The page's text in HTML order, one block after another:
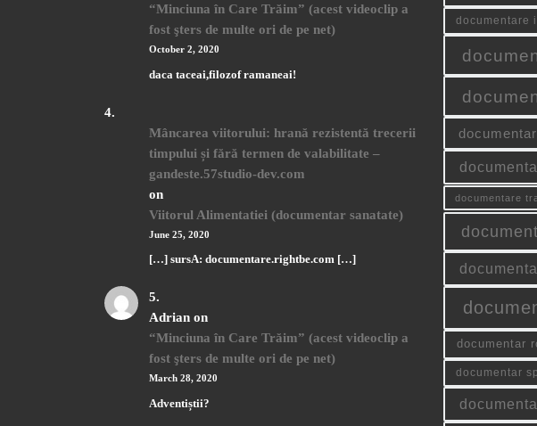
“Minciuna în Care Trăim” (acest videoclip a
fost şters de multe ori de pe net)
October 2, 2020
daca taceai,filozof ramaneai!
Mâncarea viitorului: hrană rezistentă trecerii
timpului și fără termen de valabilitate –
gandeste.57studio-dev.com
on
Viitorul Alimentatiei (documentar sanatate)
June 25, 2020
[…] sursA: documentare.rightbe.com […]
Adrianon
“Minciuna în Care Trăim” (acest videoclip a
fost şters de multe ori de pe net)
March 28, 2020
Adventiștii?
documentare
documentare
documentar
documentar